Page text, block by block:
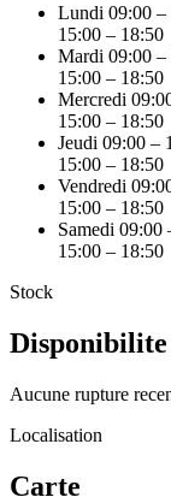
Lundi 09:00 –
15:00 – 18:50
Mardi 09:00 –
15:00 – 18:50
Mercredi
15:00 – 18:50
Jeudi 09:00 –
15:00 – 18:50
Vendredi
15:00 – 18:50
Samedi 09:00
15:00 – 18:50
Stock
Disponibilite
Aucune rupture
Localisation
Carte